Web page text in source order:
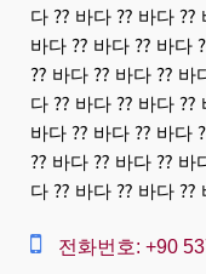
العربية
中文
Dansk
Nederlands
Suomi
다 ⁇ 바다 ⁇ 바다 ⁇
바다 ⁇ 바다 ⁇ 바다
⁇ 바다 ⁇ 바다 ⁇ 바
다 ⁇ 바다 ⁇ 바다 ⁇
바다 ⁇ 바다 ⁇ 바다
⁇ 바다 ⁇ 바다 ⁇ 바
다 ⁇ 바다 ⁇ 바다 ⁇
전화번호: +90